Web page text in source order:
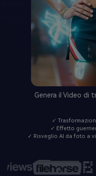
Genera il Video di
✓
✓ Effetto
✓ Risveglio AI da foto a